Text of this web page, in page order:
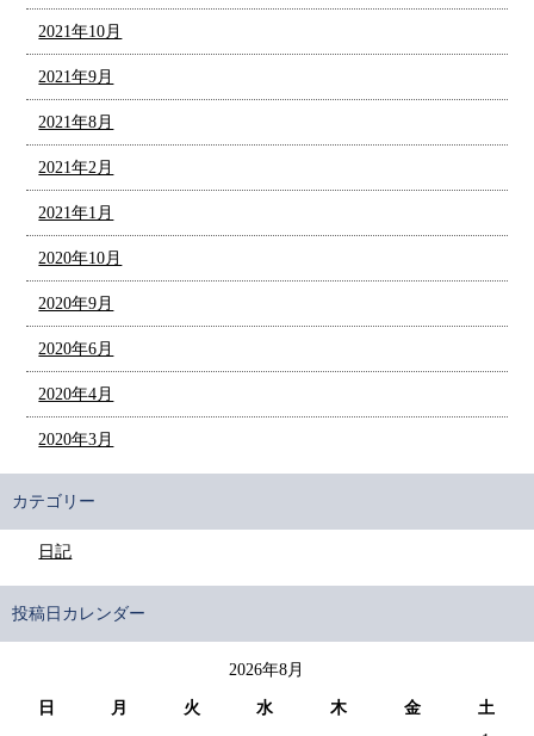
2021年10月
2021年9月
2021年8月
2021年2月
2021年1月
2020年10月
2020年9月
2020年6月
2020年4月
2020年3月
カテゴリー
日記
投稿日カレンダー
2026年8月
日 月 火 水 木 金
土